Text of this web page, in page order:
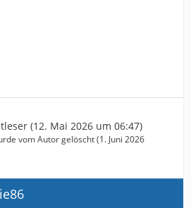
(12. Mai 2026 um 06:47)
vom Autor gelöscht (1. Juni 2026